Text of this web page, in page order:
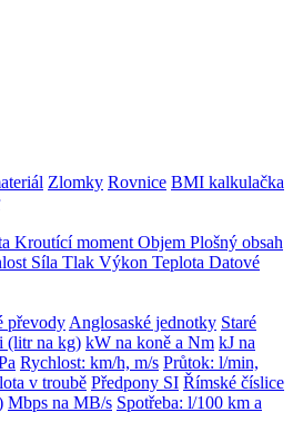
Zlomky Rovnice BMI kalkulačka
Kroutící moment Objem Plošný obsah
Síla Tlak Výkon Teplota Datové
převody Anglosaské jednotky Staré
(litr na kg) kW na koně a Nm kJ na
Rychlost: km/h, m/s Průtok: l/min,
v troubě Předpony SI Římské číslice
Mbps na MB/s Spotřeba: l/100 km a